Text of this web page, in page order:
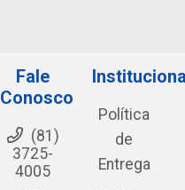
Fale
Conosco
(81)
3725-
4005
Política
de
Entrega